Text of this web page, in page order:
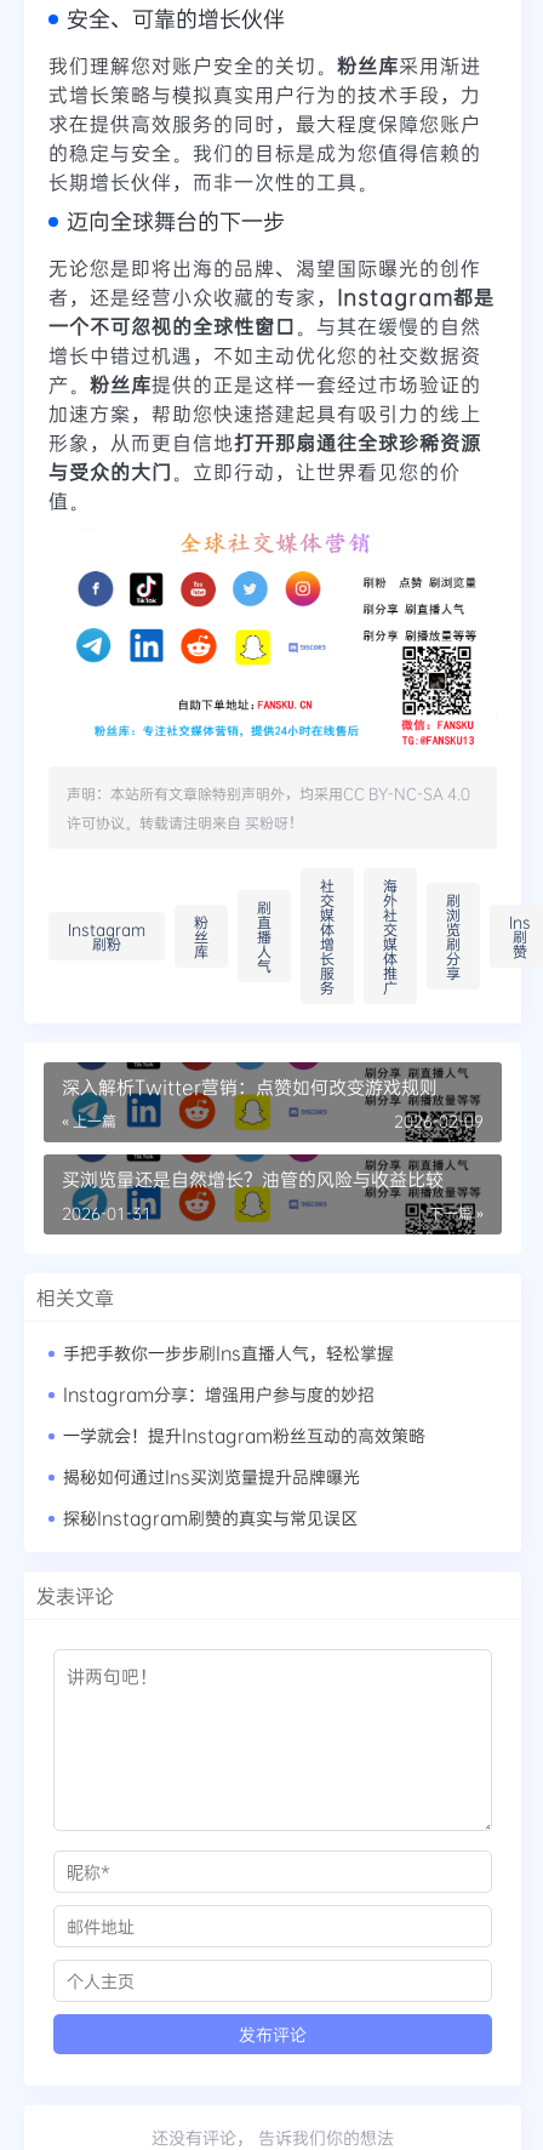
安全、可靠的增长伙伴
我们理解您对账户安全的关切。 粉丝库采用渐进
式增长策略与模拟真实用户行为的技术手段，力
求在提供高效服务的同时，最大程度保障您账户
的稳定与安全。我们的目标是成为您值得信赖的
长期增长伙伴，而非一次性的工具。
迈向全球舞台的下一步
无论您是即将出海的品牌、渴望国际曝光的创作
者，还是经营小众收藏的专家， Instagram都是
一个不可忽视的全球性窗口 。与其在缓慢的自然
增长中错过机遇，不如主动优化您的社交数据资
产。 粉丝库提供的正是这样一套经过市场验证的
加速方案，帮助您快速搭建起具有吸引力的线上
形象，从而更自信地打开那扇通往全球珍稀资源
与受众的大门 。立即行动，让世界看见您的价
值。
声明：本站所有文章除特别声明外，均采用CC BY-NC-SA 4.0
许可协议。转载请注明来自 买粉呀！
Instagram
刷粉
粉
丝
库
刷
直
播
人
气
社
交
媒
体
增
长
服
务
海
外
社
交
媒
体
推
广
刷
浏
览
刷
分
享
Ins
刷
赞
深入解析Twitter营销：点赞如何改变游戏规则
« 上一篇 2026-02-09
买浏览量还是自然增长？油管的风险与收益比较
下一篇 »
2026-01-31
相关文章
手把手教你一步步刷Ins直播人气，轻松掌握
Instagram分享：增强用户参与度的妙招
一学就会！提升Instagram粉丝互动的高效策略
揭秘如何通过Ins买浏览量提升品牌曝光
探秘Instagram刷赞的真实与常见误区
发表评论
还没有评论， 告诉我们你的想法